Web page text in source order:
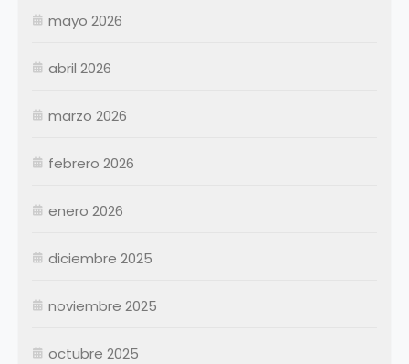
Enero
Marzo
Junio
Agosto
Noviembre
Junio
Agosto
Noviembre
mayo 2026
abril 2026
marzo 2026
febrero 2026
enero 2026
diciembre 2025
noviembre 2025
octubre 2025